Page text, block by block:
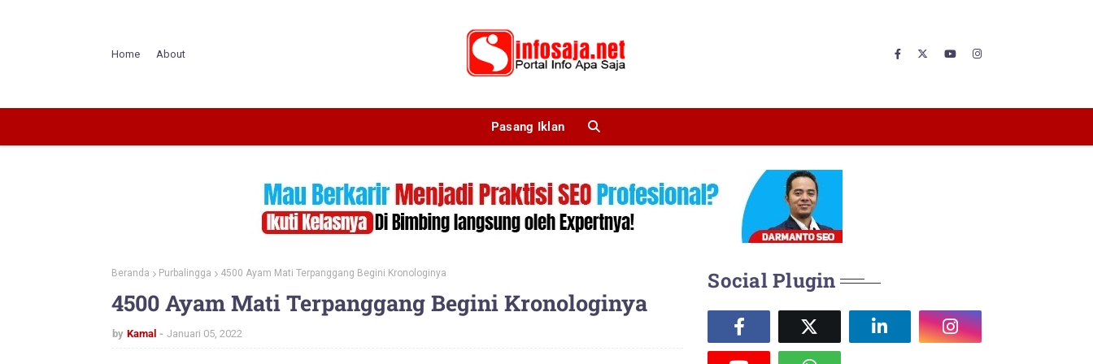
Home About
Pasang Iklan
Beranda Purbalingga 4500 Ayam Mati Terpanggang Begini Kronologinya
4500 Ayam Mati Terpanggang Begini Kronologinya
by Kamal Januari 05, 2022
Social Plugin